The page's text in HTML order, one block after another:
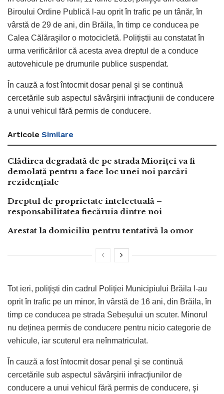
Biroului Ordine Publică l-au oprit în trafic pe un tânăr, în
vârstă de 29 de ani, din Brăila, în timp ce conducea pe
Calea Călăraşilor o motocicletă. Polițiștii au constatat în
urma verificărilor că acesta avea dreptul de a conduce
autovehicule pe drumurile publice suspendat.
În cauză a fost întocmit dosar penal şi se continuă
cercetările sub aspectul săvârşirii infracţiunii de conducere
a unui vehicul fără permis de conducere.
Articole Similare
Clădirea degradată de pe strada Mioriței va fi
demolată pentru a face loc unei noi parcări
rezidențiale
Dreptul de proprietate intelectuală –
responsabilitatea fiecăruia dintre noi
Arestat la domiciliu pentru tentativă la omor
Tot ieri, poliţişti din cadrul Poliţiei Municipiului Brăila l-au
oprit în trafic pe un minor, în vârstă de 16 ani, din Brăila, în
timp ce conducea pe strada Sebeşului un scuter. Minorul
nu deținea permis de conducere pentru nicio categorie de
vehicule, iar scuterul era neînmatriculat.
În cauză a fost întocmit dosar penal şi se continuă
cercetările sub aspectul săvârşirii infracţiunilor de
conducere a unui vehicul fără permis de conducere, şi